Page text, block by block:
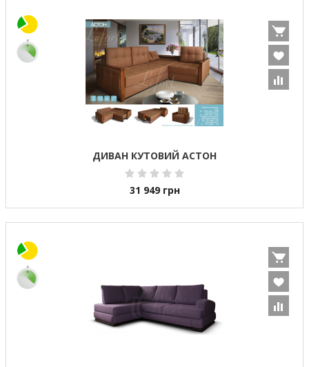
ДИВАН КУТОВИЙ АСТОН
31 949 грн